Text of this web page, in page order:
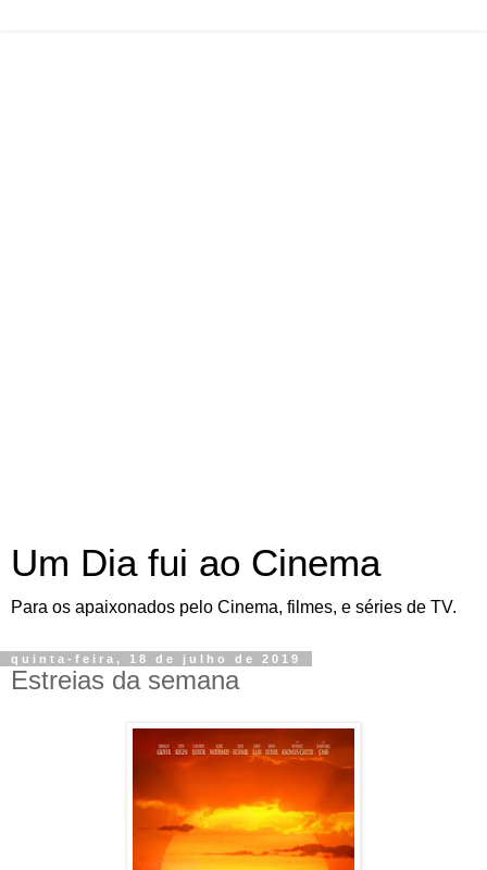
Um Dia fui ao Cinema
Para os apaixonados pelo Cinema, filmes, e séries de TV.
quinta-feira, 18 de julho de 2019
Estreias da semana